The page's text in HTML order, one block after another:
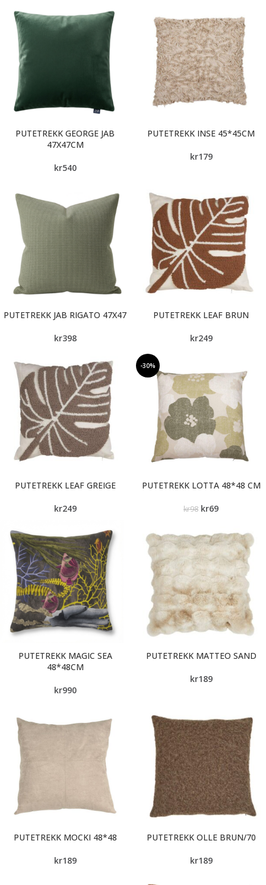
PUTETREKK GEORGE JAB
47X47CM
kr540
PUTETREKK INSE 45*45CM
kr179
PUTETREKK JAB RIGATO 47X47
kr398
PUTETREKK LEAF BRUN
kr249
PUTETREKK LEAF GREIGE
kr249
-30%
PUTETREKK LOTTA 48*48 CM
kr98 kr69
PUTETREKK MAGIC SEA
48*48CM
kr990
PUTETREKK MATTEO SAND
kr189
PUTETREKK MOCKI 48*48
kr189
PUTETREKK OLLE BRUN/70
kr189